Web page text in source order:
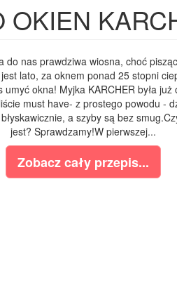
OKIEN
do nas prawdziwa wiosna, choć
lato, za oknem ponad 25 stopni
umyć okna! Myjka KARCHER była już
must have- z prostego powodu -
a szyby są bez
jest? Sprawdzamy!W pierwszej...
Zobacz cały przepis...